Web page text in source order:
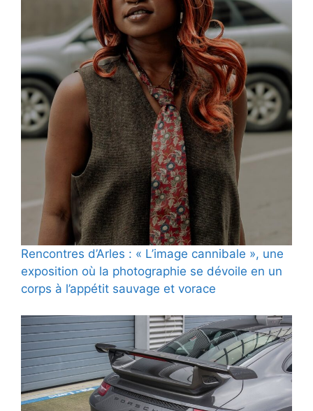
Rencontres d’Arles : « L’image cannibale », une
exposition où la photographie se dévoile en un
corps à l’appétit sauvage et vorace